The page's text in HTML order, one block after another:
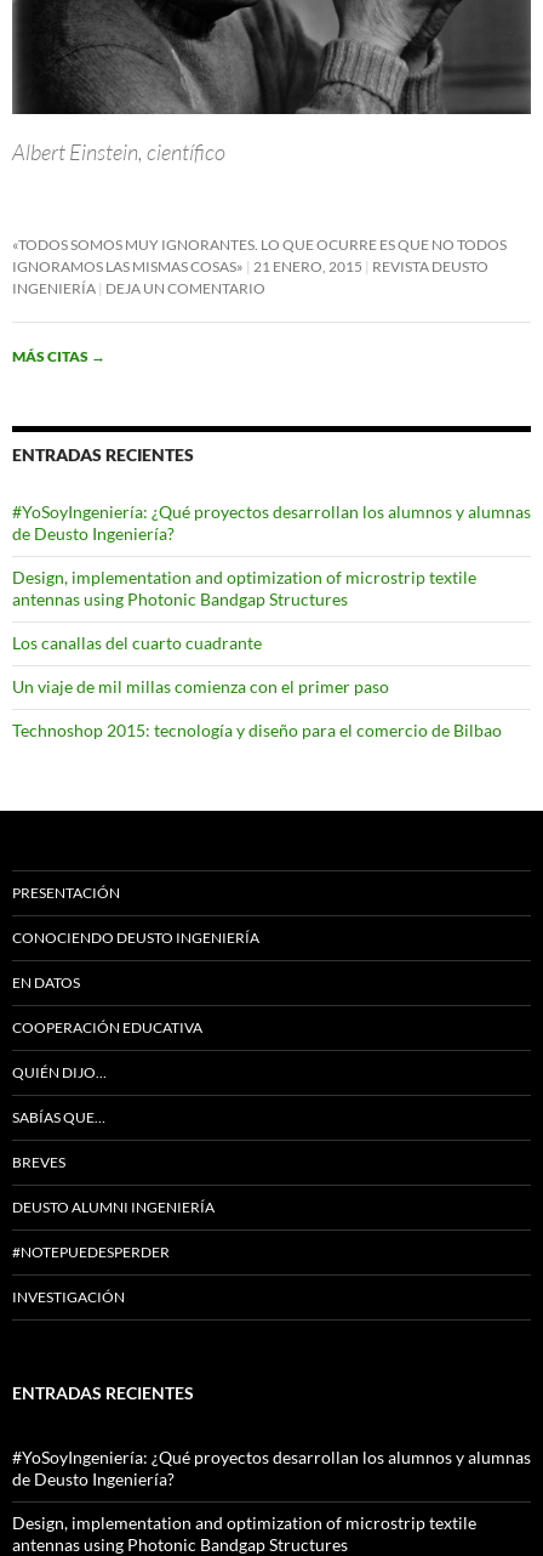
Albert Einstein, científico
«TODOS SOMOS MUY IGNORANTES. LO QUE OCURRE ES QUE NO TODOS
IGNORAMOS LAS MISMAS COSAS»
21 ENERO, 2015
REVISTA DEUSTO
INGENIERÍA DEJA UN COMENTARIO
MÁS CITAS →
ENTRADAS RECIENTES
#YoSoyIngeniería: ¿Qué proyectos desarrollan los alumnos y alumnas
de Deusto Ingeniería?
Design, implementation and optimization of microstrip textile
antennas using Photonic Bandgap Structures
Los canallas del cuarto cuadrante
Un viaje de mil millas comienza con el primer paso
Technoshop 2015: tecnología y diseño para el comercio de Bilbao
PRESENTACIÓN
CONOCIENDO DEUSTO INGENIERÍA
EN DATOS
COOPERACIÓN EDUCATIVA
QUIÉN DIJO…
SABÍAS QUE…
BREVES
DEUSTO ALUMNI INGENIERÍA
#NOTEPUEDESPERDER
INVESTIGACIÓN
ENTRADAS RECIENTES
#YoSoyIngeniería: ¿Qué proyectos desarrollan los alumnos y alumnas
de Deusto Ingeniería?
Design, implementation and optimization of microstrip textile
antennas using Photonic Bandgap Structures